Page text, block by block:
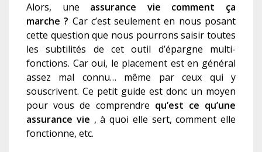
Alors, une assurance vie comment ça
marche ? Car c’est seulement en nous posant
cette question que nous pourrons saisir toutes
les subtilités de cet outil d’épargne multi-
fonctions. Car oui, le placement est en général
assez mal connu… même par ceux qui y
souscrivent. Ce petit guide est donc un moyen
pour vous de comprendre qu’est ce qu’une
assurance vie , à quoi elle sert, comment elle
fonctionne, etc.